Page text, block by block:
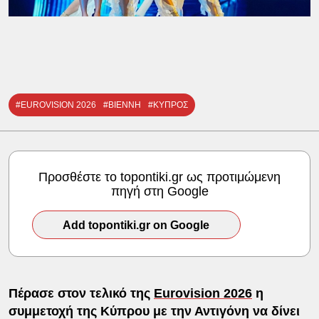
#EUROVISION 2026 #ΒΙΕΝΝΗ #ΚΥΠΡΟΣ
Προσθέστε το topontiki.gr ως προτιμώμενη
πηγή στη Google
Add topontiki.gr on Google
Πέρασε στον τελικό της Eurovision 2026η
συμμετοχή της Κύπρου με την Αντιγόνη να δίνει